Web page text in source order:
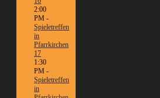
2:00
PM -
Spieletreffen
in
Pfarrkirchen
17
1:30
PM -
Spieletreffen
in